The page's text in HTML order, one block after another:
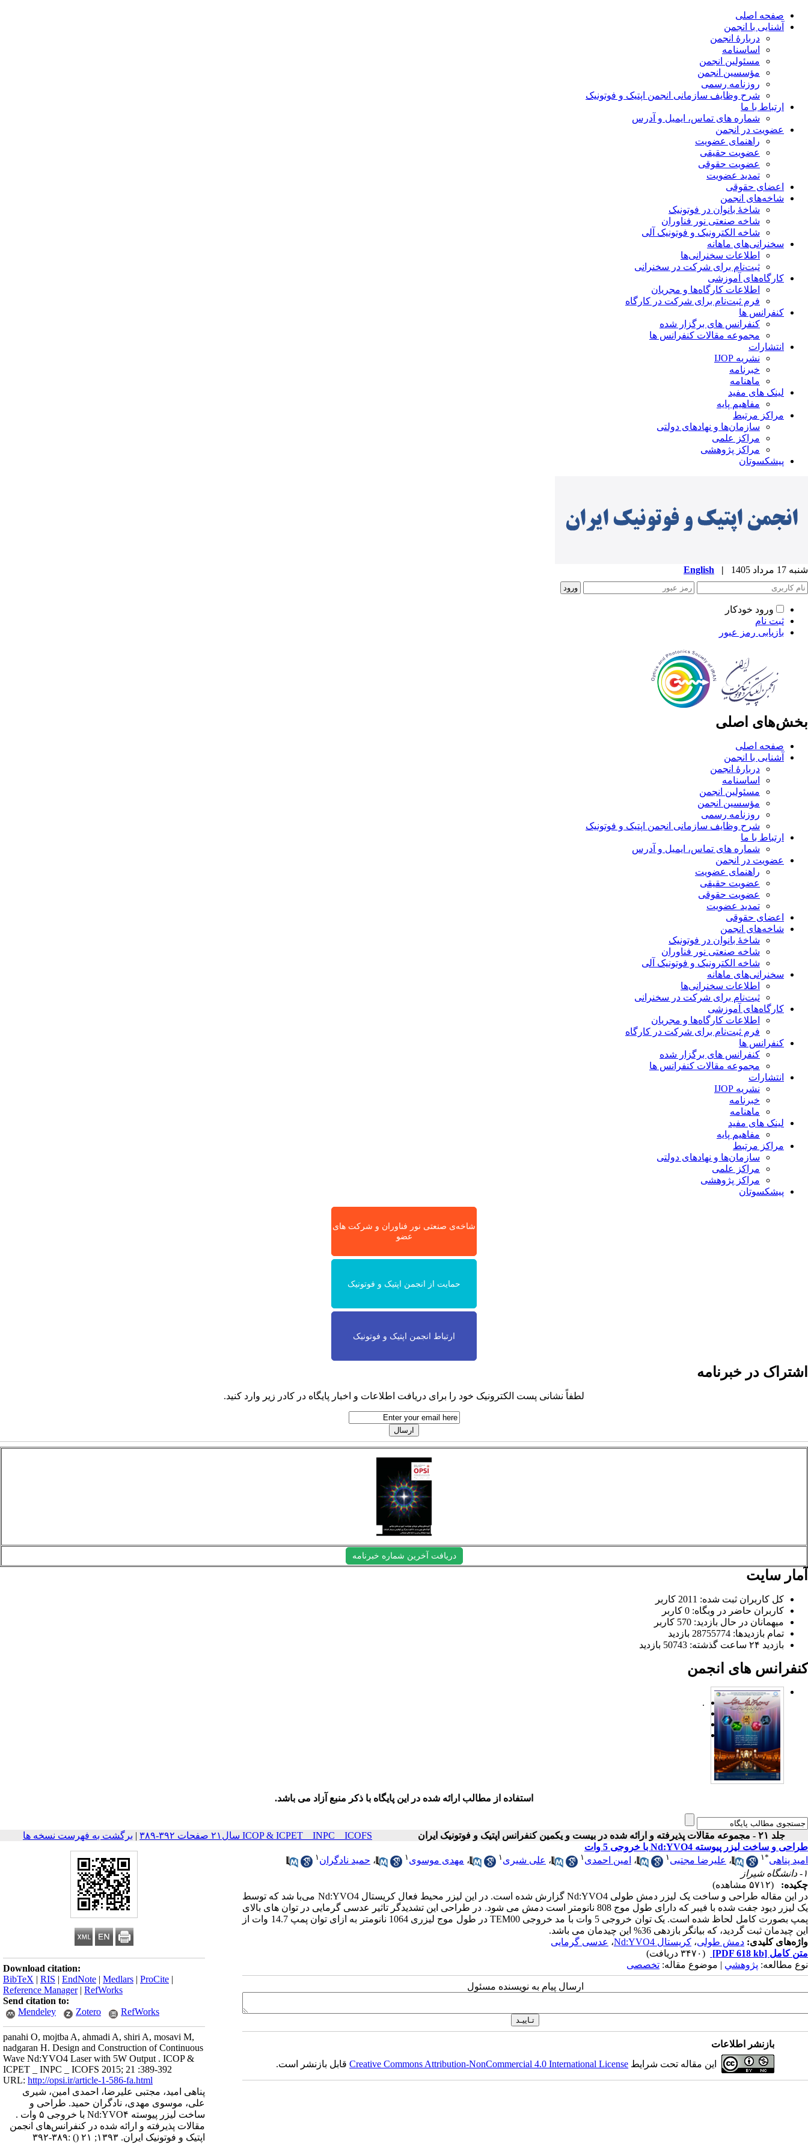
صفحه اصلی
آشنایی با انجمن
دربارۀ انجمن
اساسنامه
مسئولین انجمن
مؤسسین انجمن
روزنامه رسمی
شرح وظایف سازمانی انجمن اپتیک و فوتونیک
ارتباط با ما
شماره های تماس، ایمیل و آدرس
عضویت در انجمن
راهنمای عضویت
عضویت حقیقی
عضویت حقوقی
تمدید عضویت
اعضای حقوقی
شاخه‌های انجمن
شاخۀ بانوان در فوتونیک
شاخه صنعتی نور فناوران
شاخه‌ الکترونیک و فوتونیک آلی
سخنرانی‌های ماهانه
اطلاعات سخنرانی‌‌ها
ثبت‌نام برای شرکت در سخنرانی
کارگاه‌های آموزشی
اطلاعات کارگاه‌ها و مجریان
فرم ثبت‌نام برای شرکت در کارگاه
کنفرانس ها
کنفرانس های برگزار شده
مجموعه مقالات کنفرانس ها
انتشارات
نشریه IJOP
خبرنامه
ماهنامه
لینک های مفید
مفاهیم پایه
مراکز مرتبط
سازمان‌ها و نهادهای دولتی
مراکز علمی
مراکز پژوهشی
پیشکسوتان
شنبه 17 مرداد 1405 |
English
ورود خودکار
ثبت نام
بازیابی رمز عبور
بخش‌های اصلی
صفحه اصلی
آشنایی با انجمن
دربارۀ انجمن
اساسنامه
مسئولین انجمن
مؤسسین انجمن
روزنامه رسمی
شرح وظایف سازمانی انجمن اپتیک و فوتونیک
ارتباط با ما
شماره های تماس، ایمیل و آدرس
عضویت در انجمن
راهنمای عضویت
عضویت حقیقی
عضویت حقوقی
تمدید عضویت
اعضای حقوقی
شاخه‌های انجمن
شاخۀ بانوان در فوتونیک
شاخه صنعتی نور فناوران
شاخه‌ الکترونیک و فوتونیک آلی
سخنرانی‌های ماهانه
اطلاعات سخنرانی‌‌ها
ثبت‌نام برای شرکت در سخنرانی
کارگاه‌های آموزشی
اطلاعات کارگاه‌ها و مجریان
فرم ثبت‌نام برای شرکت در کارگاه
کنفرانس ها
کنفرانس های برگزار شده
مجموعه مقالات کنفرانس ها
انتشارات
نشریه IJOP
خبرنامه
ماهنامه
لینک های مفید
مفاهیم پایه
مراکز مرتبط
سازمان‌ها و نهادهای دولتی
مراکز علمی
مراکز پژوهشی
پیشکسوتان
شاخه‌ی صنعتی نور فناوران و شرکت های
عضو
حمایت از انجمن اپتیک و فوتونیک
ارتباط انجمن اپتیک و فوتونیک
اشتراک در خبرنامه
لطفاً نشانی پست الکترونیک خود را برای دریافت اطلاعات و اخبار پایگاه در کادر زیر وارد کنید.
دریافت آخرین شماره خبرنامه
آمار سایت
کل کاربران ثبت شده: 2011 کاربر
کاربران حاضر در وبگاه: 0 کاربر
میهمانان در حال بازدید: 570 کاربر
تمام بازدید‌ها: 28755774 بازدید
بازدید ۲۴ ساعت گذشته: 50743 بازدید
کنفرانس های انجمن
.
استفاده از مطالب ارائه شده در این پایگاه با ذکر منبع آزاد می باشد.
جلد ۲۱ - مجموعه مقالات پذیرفته و ارائه شده در بیست و یکمین کنفرانس اپتیک و فوتونیک ایران ICOP & ICPET _ INPC _ ICOFS سال۲۱ صفحات ۳۹۲-۳۸۹ | برگشت به فهرست نسخه ها
Download citation:
BibTeX | RIS | EndNote | Medlars | ProCite |
Reference Manager| RefWorks
Send citation to:
Mendeley
Zotero RefWorks
panahi O, mojtba A, ahmadi A, shiri A, mosavi M,
nadgaran H. Design and Construction of Continuous
Wave Nd:YVO4 Laser with 5W Output . ICOP &
ICPET _ INPC _ ICOFS 2015; 21 :389-392
URL: http://opsi.ir/article-1-586-fa.html
پناهی امید، مجتبی علیرضا، احمدی امین، شیری
علی، موسوی مهدی، نادگران حمید. طراحی و
ساخت لیزر پیوسته Nd:YVO۴ با خروجی ۵ وات .
مقالات پذیرفته و ارائه شده در کنفرانس‌های انجمن
اپتیک و فوتونیک ایران. ۱۳۹۳; ۲۱
() :۳۸۹-۳۹۲
طراحی و ساخت لیزر پیوسته Nd:YVO4 با خروجی 5 وات
امید پناهی*۱ ، علیرضا مجتبی ۱ ، امین احمدی ۱ ، علی شیری ۱ ، مهدی موسوی ۱ ، حمید نادگران ۱
۱- دانشگاه شیراز
چکیده:
(۵۷۱۲ مشاهده)
در این مقاله طراحی و ساخت یک لیزر دمش طولی Nd:YVO4 گزارش شده است. در این لیزر محیط فعال کریستال Nd:YVO4 می‌با شد که توسط
یک لیزر دیود جفت شده با فیبر که دارای طول موج 808 نانومتر است دمش می شود. در طراحی این تشدیدگر تاثیر عدسی گرمایی در توان های بالای
پمپ بصورت کامل لحاظ شده است. یک توان خروجی 5 وات با مد خروجی TEM00 در طول موج لیزری 1064 نانومتر به ازای توان پمپ 14.7 وات از
این چیدمان ثبت گردید، که بیانگر بازدهی 36% این چیدمان می باشد.
واژه‌های کلیدی: دمش طولی، کریستال Nd:YVO4 ، عدسی گرمایی
متن کامل [PDF 618 kb]
(۳۴۷۰ دریافت)
نوع مطالعه: پژوهشي | موضوع مقاله: تخصصی
ارسال پیام به نویسنده مسئول
بازنشر اطلاعات
این مقاله تحت شرایط Creative Commons Attribution-NonCommercial 4.0 International Licenseقابل بازنشر است.